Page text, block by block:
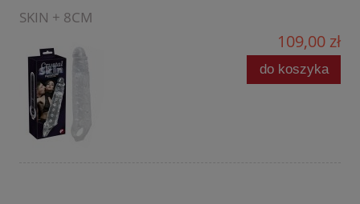
SKIN + 8CM
109,00 zł
do koszyka